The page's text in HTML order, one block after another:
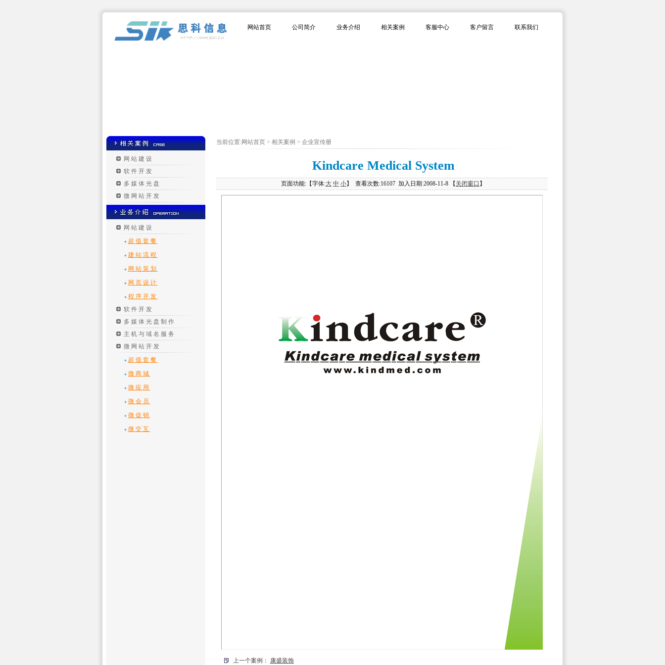
网站首页 公司简介 业务介绍 相关案例 客服中心 客户留言 联系我们
网站建设
软件开发
多媒体光盘
微网站开发
网站建设
超值套餐
建站流程
网站策划
网页设计
程序开发
软件开发
多媒体光盘制作
主机与域名服务
微网站开发
超值套餐
微商城
微应用
微会员
微促销
微交互
当前位置:网站首页 > 相关案例 > 企业宣传册
Kindcare Medical System
页面功能:【字体:大 中 小】 查看次数:16107 加入日期:2008-11-8 【 关闭窗口 】
上一个案例： 康盛装饰